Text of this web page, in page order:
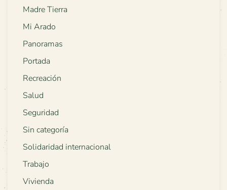
Madre Tierra
Mi Arado
Panoramas
Portada
Recreación
Salud
Seguridad
Sin categoría
Solidaridad internacional
Trabajo
Vivienda